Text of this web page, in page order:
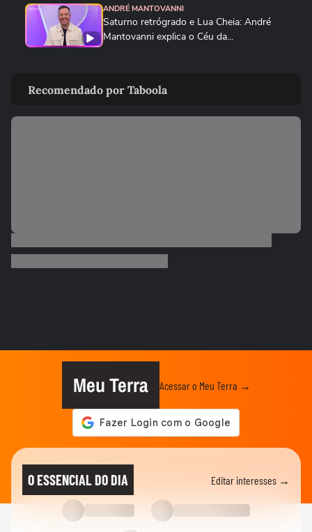
ANDRÉ MANTOVANNI
Saturno retrógrado e Lua Cheia: André
Mantovanni explica o Céu da...
Mantovanni para os signos...
ANDRÉ MANTOVANNI
mais se destacam nesta...
Signo do Mês: André Mantovanni explica
ANDRÉ MANTOVANNI
André Mantovanni explica o signo do mês
e revela as previsões da...
ANDRÉ MANTOVANNI
André Mantovanni revela as previsões da
semana para cada signo no...
ANDRÉ MANTOVANNI
André Mantovanni explica o Céu da
Recomendado por Taboola
Meu Terra Acessar o Meu Terra →
O ESSENCIAL DO DIA Editar interesses →